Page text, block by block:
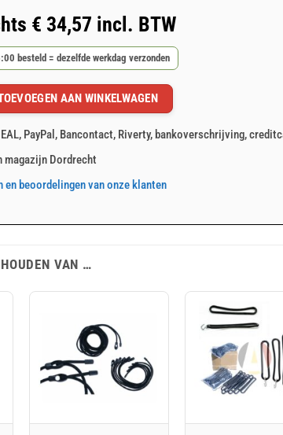
€ 34,57 incl. BTW
besteld = dezelfde werkdag verzonden
600gr/m² aantalAAN WINKELWAGEN
PayPal, Bancontact, Riverty, bankoverschrijving,
Dordrecht
en beoordelingen van onze klanten
VAN …